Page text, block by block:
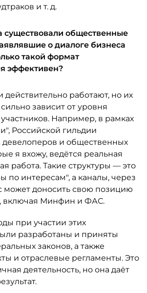
и т. д.
существовали общественные
о диалоге бизнеса
такой формат
эффективен?
работают, но их
зависит от уровня
Например, в рамках
Российской гильдии
и общественных
я вхожу, ведётся реальная
работа. Такие структуры — это
по интересам", а каналы, через
может доносить свою позицию
включая Минфин и ФАС.
при участии этих
разработаны и приняты
законов, а также
и отраслевые регламенты. Это
деятельность, но она даёт